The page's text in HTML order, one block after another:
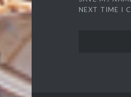
NEXT TIME I